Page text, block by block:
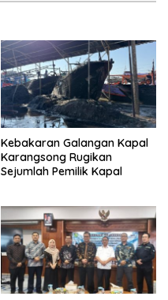
Kebakaran Galangan Kapal
Karangsong Rugikan
Sejumlah Pemilik Kapal